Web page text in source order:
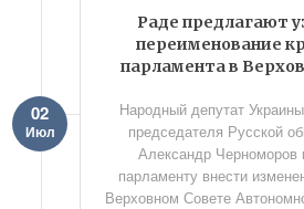
Раде предлагают
переименование
парламента в
02
Июл
Народный депутат
председателя Русской
Александр Черноморов
парламенту внести
Верховном Совете